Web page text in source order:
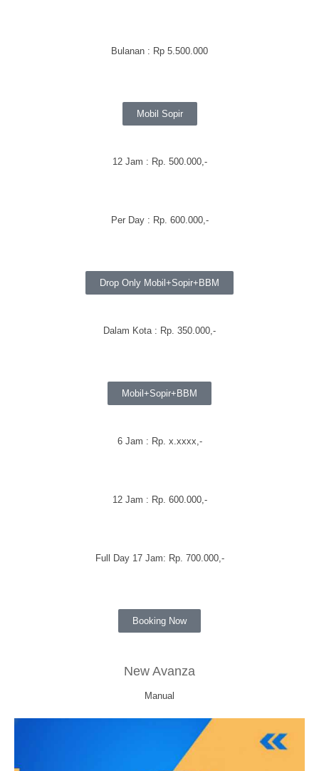
Bulanan : Rp 5.500.000
Mobil Sopir
12 Jam : Rp. 500.000,-
Per Day : Rp. 600.000,-
Drop Only Mobil+Sopir+BBM
Dalam Kota : Rp. 350.000,-
Mobil+Sopir+BBM
6 Jam : Rp. x.xxxx,-
12 Jam : Rp. 600.000,-
Full Day 17 Jam: Rp. 700.000,-
Booking Now
New Avanza
Manual